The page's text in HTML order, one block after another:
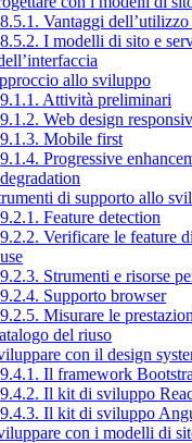
8.5.1. Vantaggi
8.5.2. I modelli di sito e
allo sviluppo
9.1.1. Attività preliminari
9.1.2. Web design
9.1.3. Mobile first
9.1.4. Progressive
degradation
di supporto allo
9.2.1. Feature detection
9.2.2. Verificare le feature
use
9.2.3. Strumenti e risorse
9.2.4. Supporto browser
9.2.5. Misurare le
del riuso
con il design
9.4.1. Il framework
9.4.2. Il kit di sviluppo
9.4.3. Il kit di sviluppo
con i modelli di